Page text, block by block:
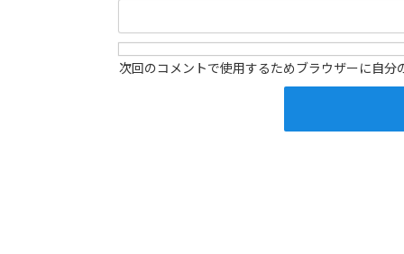
次回のコメントで使用するためブラウザーに自